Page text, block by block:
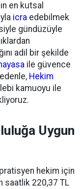
en kutsal
icra edebilmek
gündüzüyle
adil bir şekilde
ile güvence
Hekim
kamuoyu ile
Uygun
hekim için
saatlik 220,37 TL